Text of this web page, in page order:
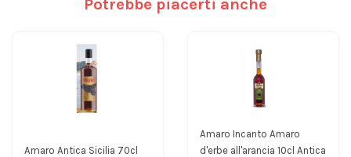
Potrebbe piacerti anche
Amaro Antica Sicilia 70cl
Amaro Incanto Amaro
d'erbe all'arancia 10cl Antica